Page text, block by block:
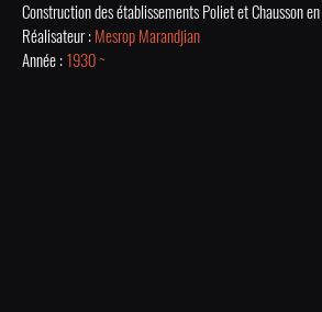
Réalisateur : Mesrop Marandjian
Année : 1930 ~